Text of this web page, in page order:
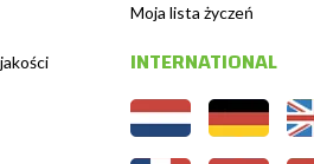
Moja lista życzeń
INTERNATIONAL